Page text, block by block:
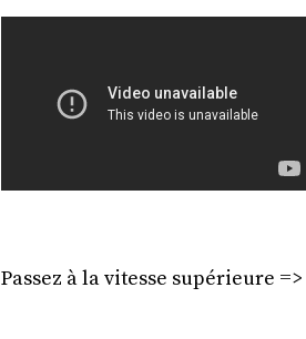
Passez à la vitesse supérieure =>